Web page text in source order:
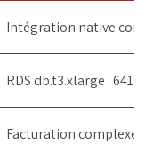
Intégration native
RDS db.t3.xlarge :
Facturation complexe